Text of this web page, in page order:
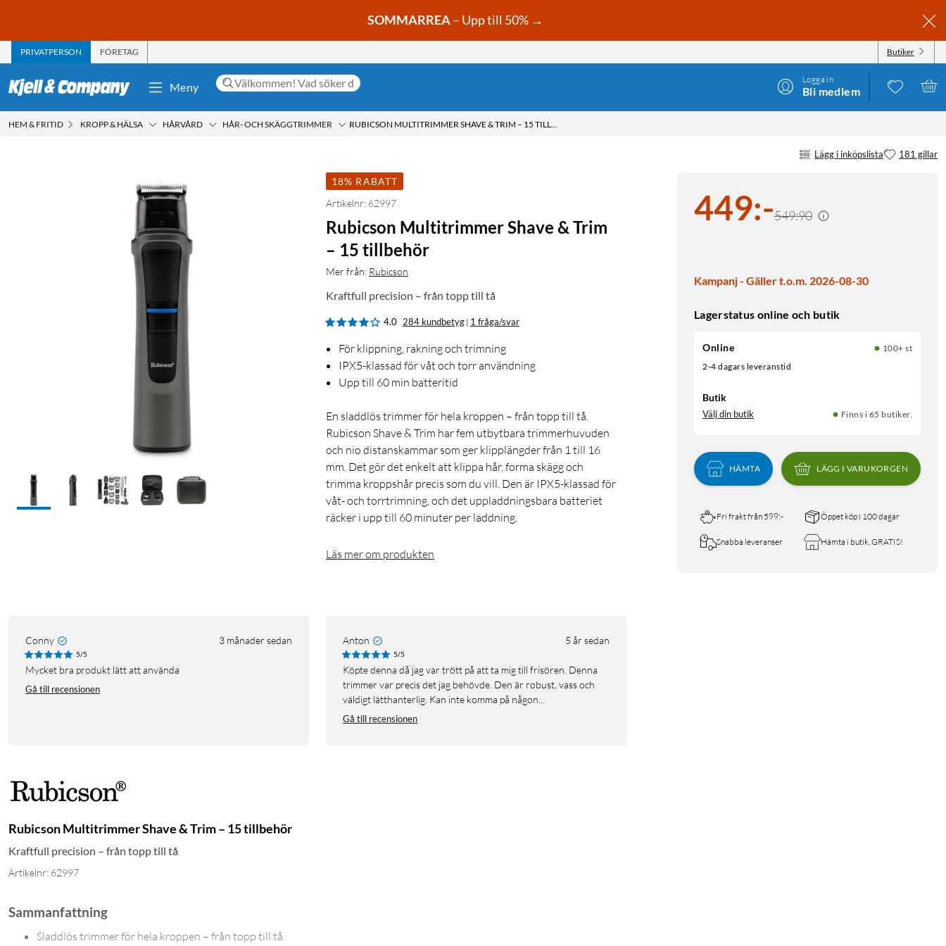
SOMMARREA– Upp till 50% →
PRIVATPERSON FÖRETAG Butiker
Meny
Logga in
Bli medlem
HEM & FRITID KROPP & HÄLSA HÅRVÅRD HÅR- OCH SKÄGGTRIMMER RUBICSON MULTITRIMMER SHAVE & TRIM – 15 TILLBEHÖR
Lägg i inköpslista 181 gillar
449:-549:90
Kampanj - Gäller t.o.m. 2026-08-30
Lagerstatus online och butik
Online
100+ st
2-4 dagars leveranstid
Butik
Välj din butik Finns i 65 butiker.
HÄMTA LÄGG I VARUKORGEN
Fri frakt från 599:- Öppet köp i 100 dagar
Snabba leveranser Hämta i butik, GRATIS!
18% RABATT
Artikelnr: 62997
Rubicson Multitrimmer Shave & Trim
– 15 tillbehör
Mer från: Rubicson
Kraftfull precision – från topp till tå
4.0 284 kundbetyg | 1 fråga/svar
För klippning, rakning och trimning
IPX5-klassad för våt och torr användning
Upp till 60 min batteritid
En sladdlös trimmer för hela kroppen – från topp till tå.
Rubicson Shave & Trim har fem utbytbara trimmerhuvuden
och nio distanskammar som ger klipplängder från 1 till 16
mm. Det gör det enkelt att klippa hår, forma skägg och
trimma kroppshår precis som du vill. Den är IPX5-klassad för
våt- och torrtrimning, och det uppladdningsbara batteriet
räcker i upp till 60 minuter per laddning.
Läs mer om produkten
Conny 3 månader sedan
5/5
Mycket bra produkt lätt att använda
Gå till recensionen
Anton 5 år sedan
5/5
Köpte denna då jag var trött på att ta mig till frisören. Denna
trimmer var precis det jag behövde. Den är robust, vass och
väldigt lätthanterlig. Kan inte komma på någon...
Gå till recensionen
Rubicson Multitrimmer Shave & Trim – 15 tillbehör
Kraftfull precision – från topp till tå
Artikelnr: 62997
Sammanfattning
Sladdlös trimmer för hela kroppen – från topp till tå.